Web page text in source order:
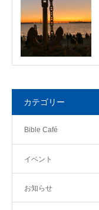
カテゴリー
Bible Café
イベント
お知らせ